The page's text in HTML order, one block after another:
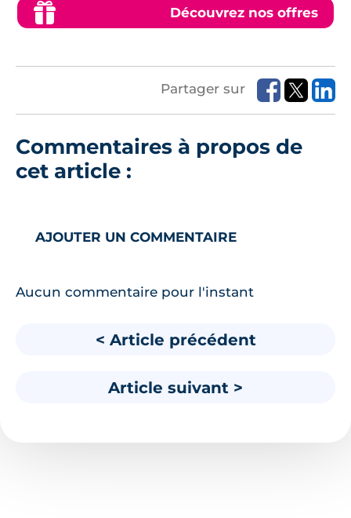
Découvrez nos offres
Partager sur
Commentaires à propos de
cet article :
AJOUTER UN COMMENTAIRE
Aucun commentaire pour l'instant
< Article précédent
Article suivant >